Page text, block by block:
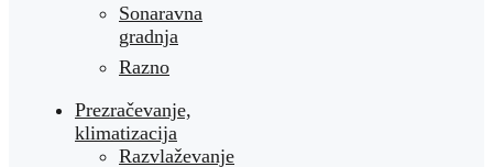
Sonaravna
gradnja
Razno
Prezračevanje,
klimatizacija
Razvlaževanje